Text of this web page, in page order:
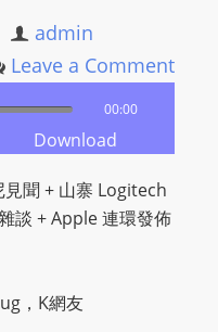
admin
Leave a Comment
00:00
Download
聞 + 山寨 Logitech
談 + Apple 連環發佈
，K網友